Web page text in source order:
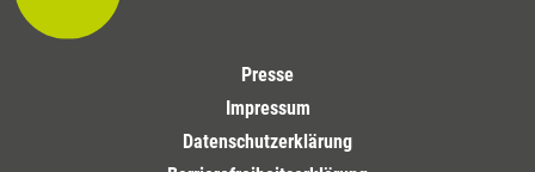
Presse
Impressum
Datenschutzerklärung